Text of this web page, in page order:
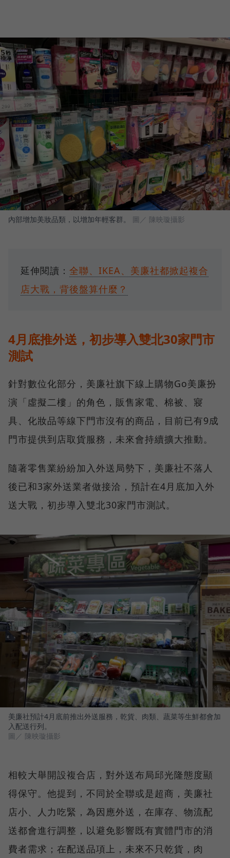
內部增加美妝品類，以增加年輕客群。 圖／ 陳映璇攝影
延伸閱讀： 全聯、IKEA、美廉社都掀起複合
店大戰，背後盤算什麼？
4月底推外送，初步導入雙北30家門市
測試
針對數位化部分，美廉社旗下線上購物Go美廉扮
演「虛擬二樓」的角色，販售家電、棉被、寢
具、化妝品等線下門市沒有的商品，目前已有9成
門市提供到店取貨服務，未來會持續擴大推動。
隨著零售業紛紛加入外送局勢下，美廉社不落人
後已和3家外送業者做接洽，預計在4月底加入外
送大戰，初步導入雙北30家門市測試。
美廉社預計4月底前推出外送服務，乾貨、肉類、蔬菜等生鮮都會加
入配送行列。
圖／ 陳映璇攝影
相較大舉開設複合店，對外送布局邱光隆態度顯
得保守。他提到，不同於全聯或是超商，美廉社
店小、人力吃緊，為因應外送，在庫存、物流配
送都會進行調整，以避免影響既有實體門市的消
費者需求；在配送品項上，未來不只乾貨，肉